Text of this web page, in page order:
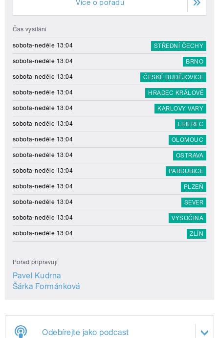
Více o pořadu
Čas vysílání
sobota-neděle 13:04 STŘEDNÍ ČECHY
sobota-neděle 13:04 BRNO
sobota-neděle 13:04 ČESKÉ BUDĚJOVICE
sobota-neděle 13:04 HRADEC KRÁLOVÉ
sobota-neděle 13:04 KARLOVY VARY
sobota-neděle 13:04 LIBEREC
sobota-neděle 13:04 OLOMOUC
sobota-neděle 13:04 OSTRAVA
sobota-neděle 13:04 PARDUBICE
sobota-neděle 13:04 PLZEŇ
sobota-neděle 13:04 SEVER
sobota-neděle 13:04 VYSOČINA
sobota-neděle 13:04 ZLÍN
Pořad připravují
Pavel Kudrna
Šárka Formánková
Odebírejte jako podcast